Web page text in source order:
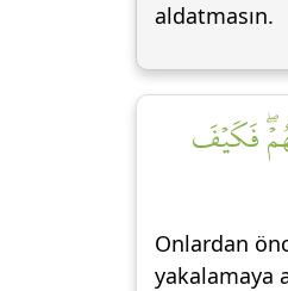
aldatmasın.
فَكَيۡفَ
Onlardan
yakalamaya